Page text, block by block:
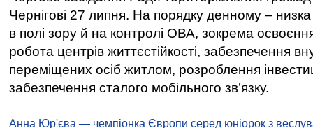
Чернігові 27 липня. На порядку денному –
в полі зору й на контролі ОВА, зокрема освоєння
робота центрів життєстійкості, забезпечення
переміщених осіб житлом, розроблення
забезпечення сталого мобільного зв’язку.
Анна Юр'єва — чемпіонка Європи серед юніорок з